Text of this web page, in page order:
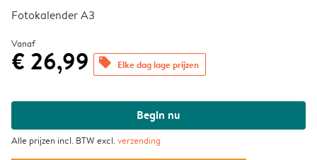
Fotokalender A3
Vanaf
€ 26,99 offers Elke dag lage prijzen
Begin nu
Alle prijzen incl. BTW excl.verzending